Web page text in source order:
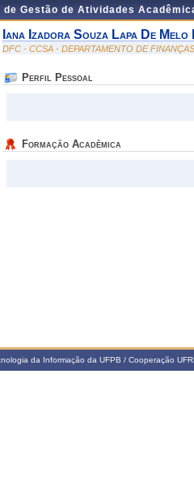
Gestão de Atividades
Iana Izadora Souza Lapa De Melo
DFC - CCSA - DEPARTAMENTO DE
Perfil Pessoal
Formação Acadêmica
da Informação da UFPB / Cooperação